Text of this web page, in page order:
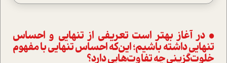
• در آغاز بهتر ا‌ست تعریفی از تنهایی و احساس
تنهایی داشته باشیم؛ این‌که احساس تنهایی با مفهوم
خلوت‌گزینی چه تفاوت‌هایی دارد؟